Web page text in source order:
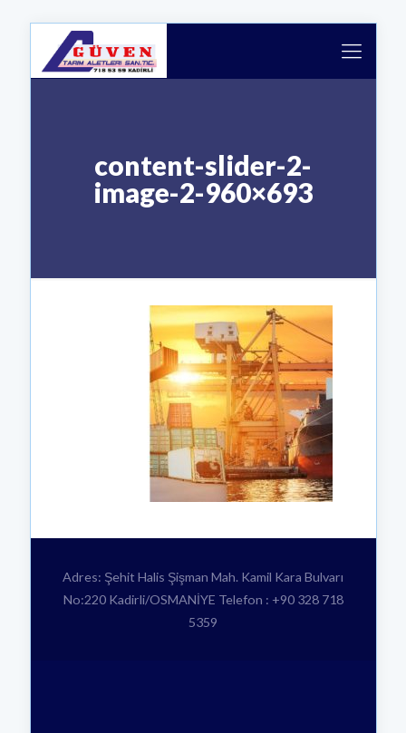
content-slider-2-
image-2-960×693
Adres: Şehit Halis Şişman Mah. Kamil Kara Bulvarı
No:220 Kadirli/OSMANİYE Telefon : +90 328 718
5359